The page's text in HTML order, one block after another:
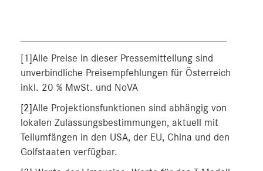
[1]Alle Preise in dieser Pressemitteilung sind
unverbindliche Preisempfehlungen für Österreich
inkl. 20 % MwSt. und NoVA
[2]Alle Projektionsfunktionen sind abhängig von
lokalen Zulassungsbestimmungen, aktuell mit
Teilumfängen in den USA, der EU, China und den
Golfstaaten verfügbar.